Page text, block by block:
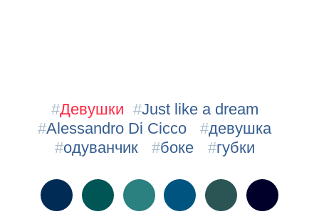
#Девушки #Just like a dream
#Alessandro Di Cicco #девушка
#одуванчик #боке #губки